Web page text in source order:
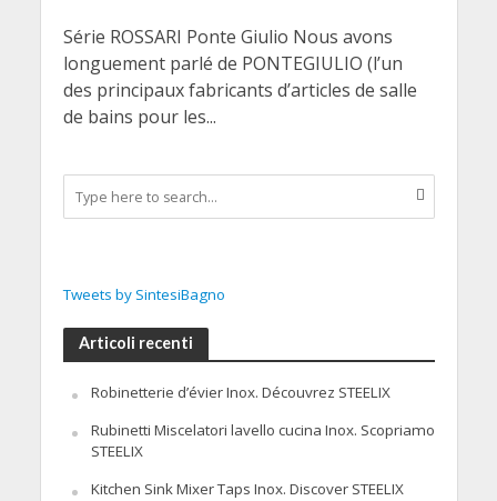
Série ROSSARI Ponte Giulio Nous avons
longuement parlé de PONTEGIULIO (l’un
des principaux fabricants d’articles de salle
de bains pour les...
Tweets by SintesiBagno
Articoli recenti
Robinetterie d’évier Inox. Découvrez STEELIX
Rubinetti Miscelatori lavello cucina Inox. Scopriamo
STEELIX
Kitchen Sink Mixer Taps Inox. Discover STEELIX